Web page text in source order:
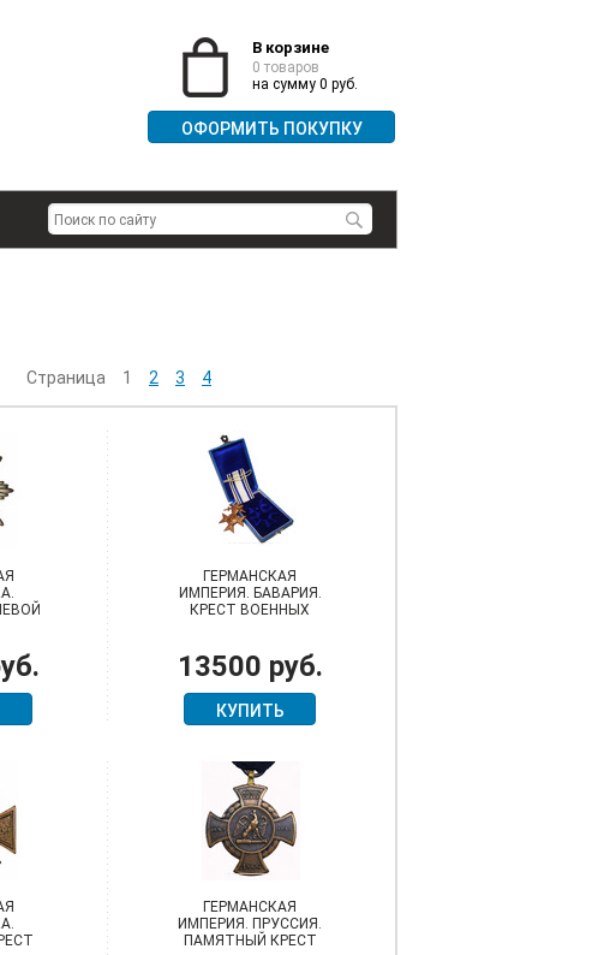
В корзине
0 товаров
на сумму 0 руб.
ОФОРМИТЬ ПОКУПКУ
Страница 1 2 3 4
ГЕРМАНСКАЯ
ИМПЕРИЯ. БАВАРИЯ.
КРЕСТ ВОЕННЫХ
13500 руб.
КУПИТЬ
ГЕРМАНСКАЯ
ИМПЕРИЯ. ПРУССИЯ.
ПАМЯТНЫЙ КРЕСТ